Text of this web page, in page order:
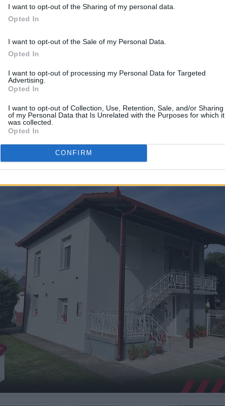
I want to opt-out of the Sharing of my personal data.
Opted In
I want to opt-out of the Sale of my Personal Data.
Opted In
I want to opt-out of processing my Personal Data for Targeted
Advertising.
Opted In
I want to opt-out of Collection, Use, Retention, Sale, and/or Sharing
of my Personal Data that Is Unrelated with the Purposes for which it
was collected.
Opted In
CONFIRM